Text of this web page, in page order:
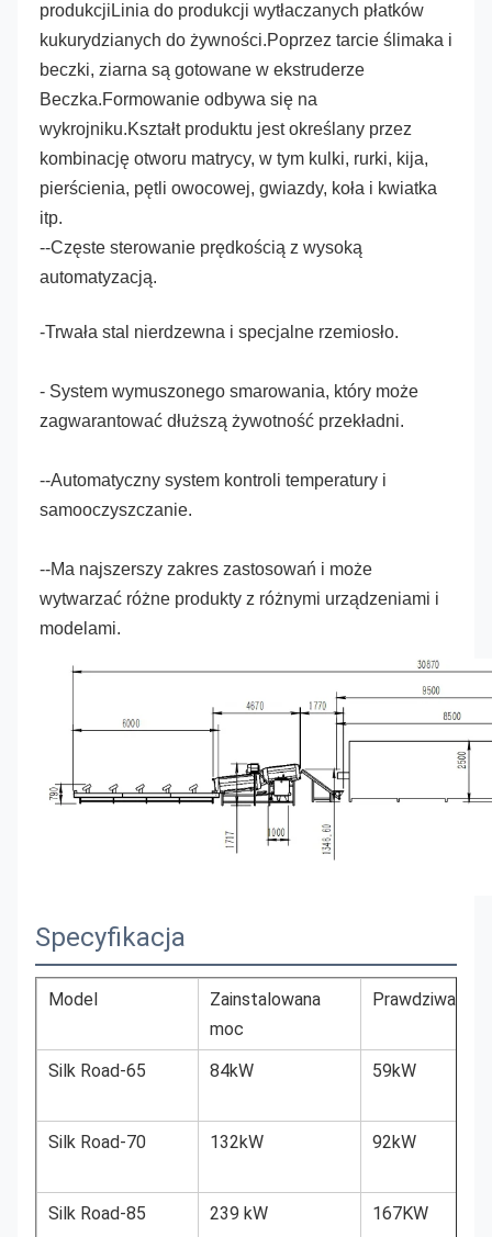
produkcji Linia do produkcji wytłaczanych płatków
kukurydzianych do żywności.Poprzez tarcie ślimaka i
beczki, ziarna są gotowane w ekstruderze
Beczka.Formowanie odbywa się na
wykrojniku.Kształt produktu jest określany przez
kombinację otworu matrycy, w tym kulki, rurki, kija,
pierścienia, pętli owocowej, gwiazdy, koła i kwiatka
itp.
--Częste sterowanie prędkością z wysoką
automatyzacją.
-Trwała stal nierdzewna i specjalne rzemiosło.
- System wymuszonego smarowania, który może
zagwarantować dłuższą żywotność przekładni.
--Automatyczny system kontroli temperatury i
samooczyszczanie.
--Ma najszerszy zakres zastosowań i może
wytwarzać różne produkty z różnymi urządzeniami i
modelami.
Specyfikacja
Model
Zainstalowana
moc
Prawdziwa
Silk Road-65 84kW 59kW
Silk Road-70 132kW 92kW
Silk Road-85 239 kW 167KW